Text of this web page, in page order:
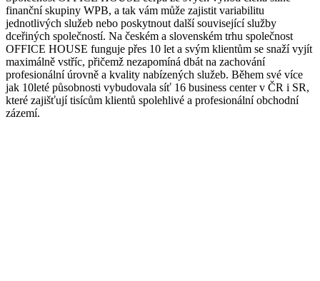
finanční skupiny WPB, a tak vám může zajistit variabilitu
jednotlivých služeb nebo poskytnout další související služby
dceřiných společností. Na českém a slovenském trhu společnost
OFFICE HOUSE funguje přes 10 let a svým klientům se snaží vyjít
maximálně vstříc, přičemž nezapomíná dbát na zachování
profesionální úrovně a kvality nabízených služeb. Během své více
jak 10leté působnosti vybudovala síť 16 business center v ČR i SR,
které zajišťují tisícům klientů spolehlivé a profesionální obchodní
zázemí.